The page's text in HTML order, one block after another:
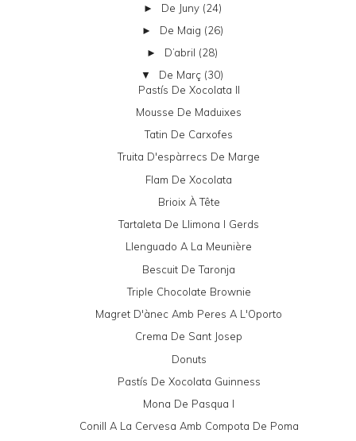
► De Juny (24)
► De Maig (26)
► D’abril (28)
▼ De Març (30)
Pastís De Xocolata II
Mousse De Maduixes
Tatin De Carxofes
Truita D'espàrrecs De Marge
Flam De Xocolata
Brioix À Tête
Tartaleta De Llimona I Gerds
Llenguado A La Meunière
Bescuit De Taronja
Triple Chocolate Brownie
Magret D'ànec Amb Peres A L'Oporto
Crema De Sant Josep
Donuts
Pastís De Xocolata Guinness
Mona De Pasqua I
Conill A La Cervesa Amb Compota De Poma